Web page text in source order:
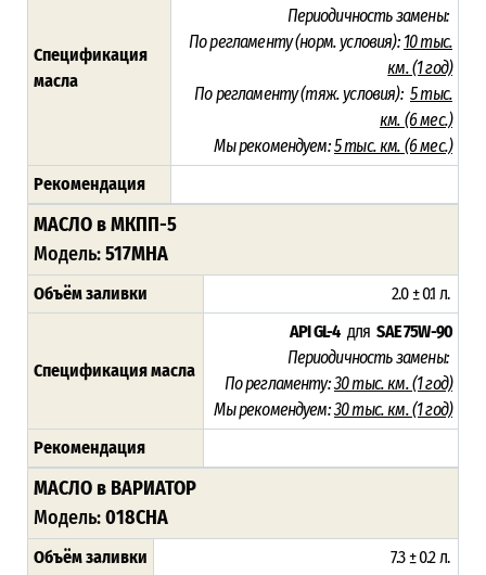
Спецификация
масла
Периодичность замены:
По регламенту (норм. условия): 10 тыс.
км. (1 год)
По регламенту (тяж. условия): 5 тыс.
км. (6 мес.)
Мы рекомендуем:5 тыс. км. (6 мес.)
Рекомендация
МАСЛО в МКПП-5
Модель:517MHA
Объём заливки 2.0 ± 0.1 л.
Спецификация масла
API GL-4дляSAE 75W-90
Периодичность замены:
По регламенту:30 тыс. км. (1 год)
Мы рекомендуем:30 тыс. км.(1 год)
Рекомендация
МАСЛО в ВАРИАТОР
Модель:018CHA
Объём заливки 7.3 ± 0.2 л.